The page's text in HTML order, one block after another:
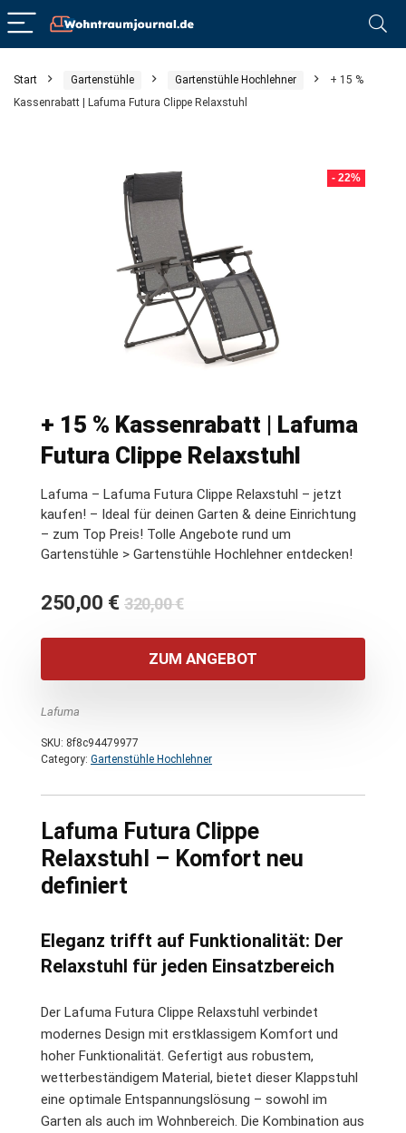
Start Gartenstühle Gartenstühle Hochlehner
+ 15 %
Kassenrabatt | Lafuma Futura Clippe Relaxstuhl
- 22%
+ 15 % Kassenrabatt | Lafuma
Futura Clippe Relaxstuhl
Lafuma – Lafuma Futura Clippe Relaxstuhl – jetzt
kaufen! – Ideal für deinen Garten & deine Einrichtung
– zum Top Preis! Tolle Angebote rund um
Gartenstühle > Gartenstühle Hochlehner entdecken!
320,00€Ursprünglicher
war:
320,00 €
250,00 €
Aktueller
ist:
250,00 €.
ZUM ANGEBOT
Lafuma
SKU: 8f8c94479977
Category: Gartenstühle Hochlehner
Lafuma Futura Clippe
Relaxstuhl – Komfort neu
definiert
Eleganz trifft auf Funktionalität: Der
Relaxstuhl für jeden Einsatzbereich
Der Lafuma Futura Clippe Relaxstuhl verbindet
modernes Design mit erstklassigem Komfort und
hoher Funktionalität. Gefertigt aus robustem,
wetterbeständigem Material, bietet dieser Klappstuhl
eine optimale Entspannungslösung – sowohl im
Garten als auch im Wohnbereich. Die Kombination aus